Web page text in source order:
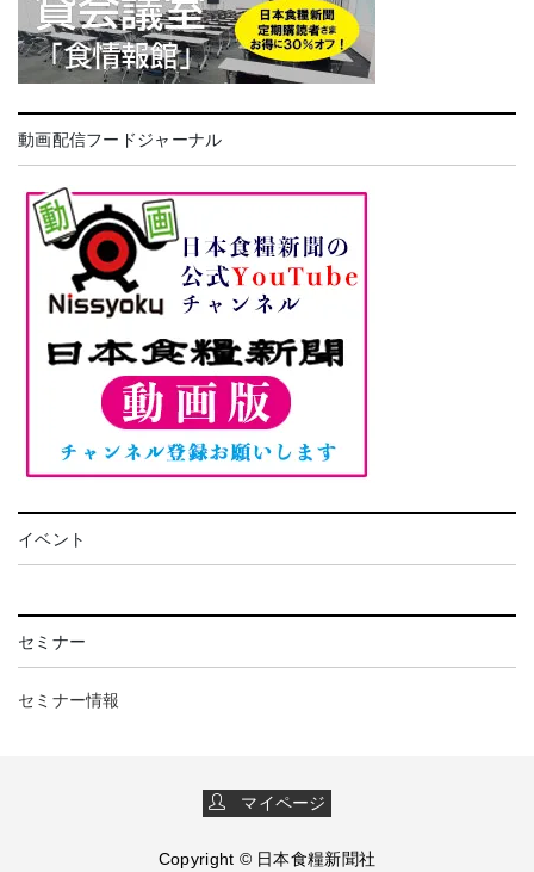
動画配信フードジャーナル
イベント
セミナー
セミナー情報
マイページ
Copyright © 日本食糧新聞社